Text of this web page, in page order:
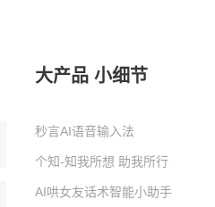
大产品 小细节
秒言AI语音输入法
个知-知我所想 助我所行
AI哄女友话术智能小助手